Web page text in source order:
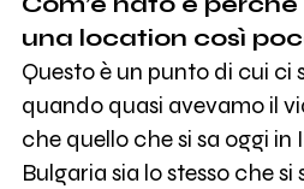
una location così
Questo è un punto di cui ci
quando quasi avevamo il
che quello che si sa oggi in
Bulgaria sia lo stesso che